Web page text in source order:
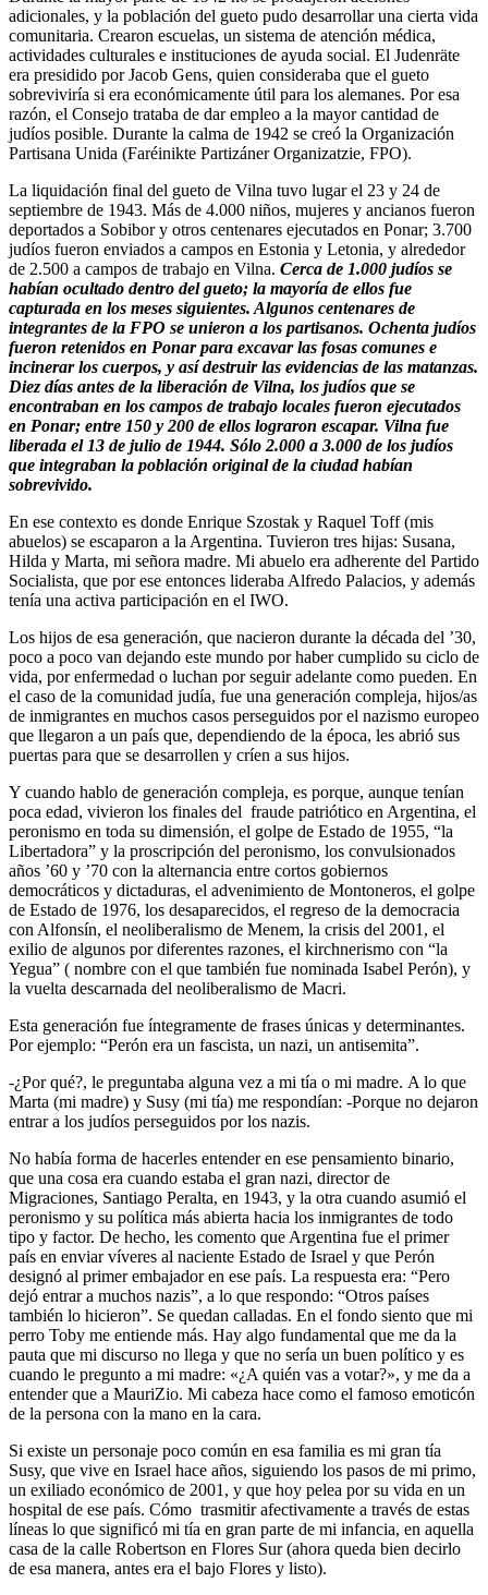
adicionales, y la población del gueto pudo desarrollar una cierta vida
comunitaria. Crearon escuelas, un sistema de atención médica,
actividades culturales e instituciones de ayuda social. El Judenräte
era presidido por Jacob Gens, quien consideraba que el gueto
sobreviviría si era económicamente útil para los alemanes. Por esa
razón, el Consejo trataba de dar empleo a la mayor cantidad de
judíos posible. Durante la calma de 1942 se creó la Organización
Partisana Unida (Faréinikte Partizáner Organizatzie, FPO).
La liquidación final del gueto de Vilna tuvo lugar el 23 y 24 de
septiembre de 1943. Más de 4.000 niños, mujeres y ancianos fueron
deportados a Sobibor y otros centenares ejecutados en Ponar; 3.700
judíos fueron enviados a campos en Estonia y Letonia, y alrededor
de 2.500 a campos de trabajo en Vilna. Cerca de 1.000 judíos se
habían ocultado dentro del gueto; la mayoría de ellos fue
capturada en los meses siguientes. Algunos centenares de
integrantes de la FPO se unieron a los partisanos. Ochenta judíos
fueron retenidos en Ponar para excavar las fosas comunes e
incinerar los cuerpos, y así destruir las evidencias de las matanzas.
Diez días antes de la liberación de Vilna, los judíos que se
encontraban en los campos de trabajo locales fueron ejecutados
en Ponar; entre 150 y 200 de ellos lograron escapar. Vilna fue
liberada el 13 de julio de 1944. Sólo 2.000 a 3.000 de los judíos
que integraban la población original de la ciudad habían
sobrevivido.
En ese contexto es donde Enrique Szostak y Raquel Toff (mis
abuelos) se escaparon a la Argentina. Tuvieron tres hijas: Susana,
Hilda y Marta, mi señora madre. Mi abuelo era adherente del Partido
Socialista, que por ese entonces lideraba Alfredo Palacios, y además
tenía una activa participación en el IWO.
Los hijos de esa generación, que nacieron durante la década del ’30,
poco a poco van dejando este mundo por haber cumplido su ciclo de
vida, por enfermedad o luchan por seguir adelante como pueden. En
el caso de la comunidad judía, fue una generación compleja, hijos/as
de inmigrantes en muchos casos perseguidos por el nazismo europeo
que llegaron a un país que, dependiendo de la época, les abrió sus
puertas para que se desarrollen y críen a sus hijos.
Y cuando hablo de generación compleja, es porque, aunque tenían
poca edad, vivieron los finales del fraude patriótico en Argentina, el
peronismo en toda su dimensión, el golpe de Estado de 1955, “la
Libertadora” y la proscripción del peronismo, los convulsionados
años ’60 y ’70 con la alternancia entre cortos gobiernos
democráticos y dictaduras, el advenimiento de Montoneros, el golpe
de Estado de 1976, los desaparecidos, el regreso de la democracia
con Alfonsín, el neoliberalismo de Menem, la crisis del 2001, el
exilio de algunos por diferentes razones, el kirchnerismo con “la
Yegua” ( nombre con el que también fue nominada Isabel Perón), y
la vuelta descarnada del neoliberalismo de Macri.
Esta generación fue íntegramente de frases únicas y determinantes.
Por ejemplo: “Perón era un fascista, un nazi, un antisemita”.
-¿Por qué?, le preguntaba alguna vez a mi tía o mi madre. A lo que
Marta (mi madre) y Susy (mi tía) me respondían: -Porque no dejaron
entrar a los judíos perseguidos por los nazis.
No había forma de hacerles entender en ese pensamiento binario,
que una cosa era cuando estaba el gran nazi, director de
Migraciones, Santiago Peralta, en 1943, y la otra cuando asumió el
peronismo y su política más abierta hacia los inmigrantes de todo
tipo y factor. De hecho, les comento que Argentina fue el primer
país en enviar víveres al naciente Estado de Israel y que Perón
designó al primer embajador en ese país. La respuesta era: “Pero
dejó entrar a muchos nazis”, a lo que respondo: “Otros países
también lo hicieron”. Se quedan calladas. En el fondo siento que mi
perro Toby me entiende más. Hay algo fundamental que me da la
pauta que mi discurso no llega y que no sería un buen político y es
cuando le pregunto a mi madre: «¿A quién vas a votar?», y me da a
entender que a MauriZio. Mi cabeza hace como el famoso emoticón
de la persona con la mano en la cara.
Si existe un personaje poco común en esa familia es mi gran tía
Susy, que vive en Israel hace años, siguiendo los pasos de mi primo,
un exiliado económico de 2001, y que hoy pelea por su vida en un
hospital de ese país. Cómo trasmitir afectivamente a través de estas
líneas lo que significó mi tía en gran parte de mi infancia, en aquella
casa de la calle Robertson en Flores Sur (ahora queda bien decirlo
de esa manera, antes era el bajo Flores y listo).